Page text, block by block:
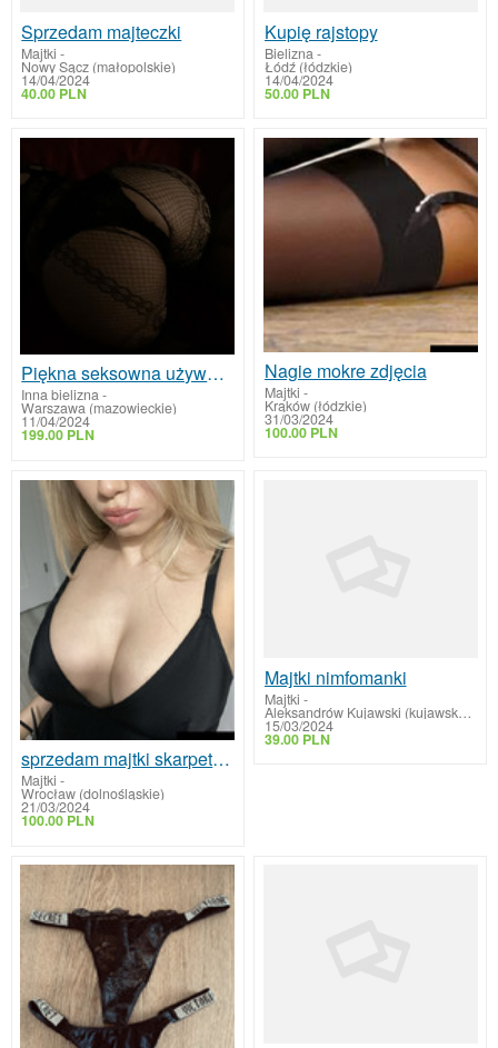
Sprzedam majteczki
Majtki -
Nowy Sącz (małopolskie)
14/04/2024
40.00 PLN
Kupię rajstopy
Bielizna -
Łódź (łódzkie)
14/04/2024
50.00 PLN
Piękna seksowna używana bielizna koronkowy pachnący kombinezon fetysz
Inna bielizna-
Warszawa (mazowieckie)
11/04/2024
199.00 PLN
Nagie mokre zdjęcia
Majtki -
Krąków (łódzkie)
31/03/2024
100.00 PLN
sprzedam majtki skarpetki możliwa rozmowa video zdjęcia lub filmiki
Majtki -
Wrocław (dolnośląskie)
21/03/2024
100.00 PLN
Majtki nimfomanki
Majtki -
Aleksandrów Kujawski (kujawsko-pomorskie)
15/03/2024
39.00 PLN